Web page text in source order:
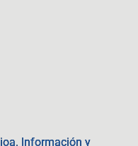
Información y